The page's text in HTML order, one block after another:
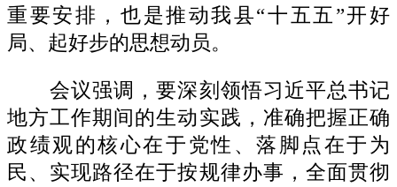
重要安排，也是推动我县“十五五”开好
局、起好步的思想动员。
会议强调，要深刻领悟习近平总书记
地方工作期间的生动实践，准确把握正确
政绩观的核心在于党性、落脚点在于为
民、实现路径在于按规律办事， 全面贯彻